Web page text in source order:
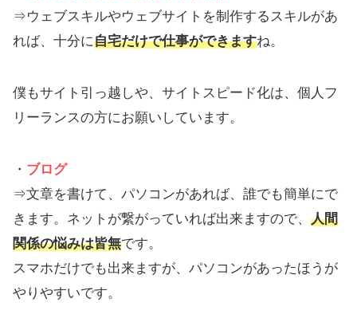
⇒ウェブスキルやウェブサイトを制作するスキルがあ
れば、十分に自宅だけで仕事ができますね。
僕もサイト引っ越しや、サイトスピード化は、個人フ
リーランスの方にお願いしています。
・ ブログ
⇒文章を書けて、パソコンがあれば、誰でも簡単にで
きます。ネットが繋がっていれば出来ますので、 人間
関係の悩みは皆無です。
スマホだけでも出来ますが、パソコンがあったほうが
やりやすいです。